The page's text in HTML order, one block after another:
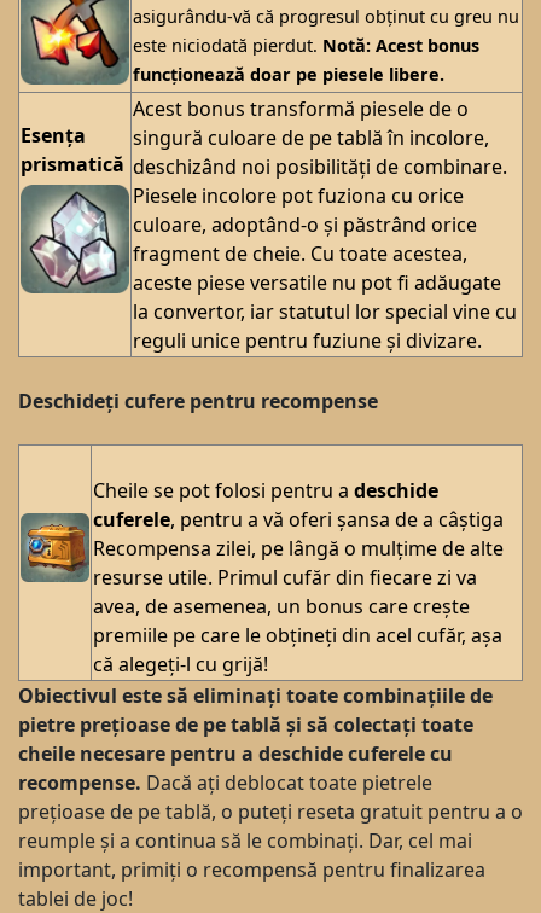
asigurându-vă că progresul obținut cu greu nu
este niciodată pierdut. Notă: Acest bonus
funcționează doar pe piesele libere.
Esența
prismatică
Acest bonus transformă piesele de o
singură culoare de pe tablă în incolore,
deschizând noi posibilități de combinare.
Piesele incolore pot fuziona cu orice
culoare, adoptând-o și păstrând orice
fragment de cheie. Cu toate acestea,
aceste piese versatile nu pot fi adăugate
la convertor, iar statutul lor special vine cu
reguli unice pentru fuziune și divizare.
Deschideți cufere pentru recompense
Cheile se pot folosi pentru a deschide
cuferele, pentru a vă oferi șansa de a câștiga
Recompensa zilei, pe lângă o mulțime de alte
resurse utile. Primul cufăr din fiecare zi va
avea, de asemenea, un bonus care crește
premiile pe care le obțineți din acel cufăr, așa
că alegeți-l cu grijă!
Obiectivul este să eliminați toate combinațiile de
pietre prețioase de pe tablă și să colectați toate
cheile necesare pentru a deschide cuferele cu
recompense. Dacă ați deblocat toate pietrele
prețioase de pe tablă, o puteți reseta gratuit pentru a o
reumple și a continua să le combinați. Dar, cel mai
important, primiți o recompensă pentru finalizarea
tablei de joc!